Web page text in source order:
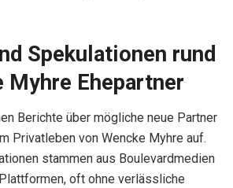
Spekulationen rund
Myhre Ehepartner
Berichte über mögliche neue Partner
Privatleben von Wencke Myhre auf.
stammen aus Boulevardmedien
oft ohne verlässliche